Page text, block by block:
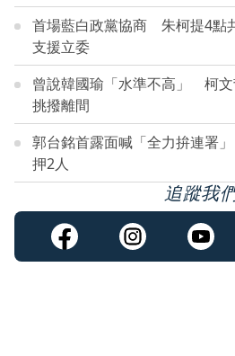
首場藍白政黨協商 朱柯提4點
支援立委
曾說韓國瑜「水準不高」 柯
挑撥離間
郭台銘首露面喊「全力拚連署
押2人
追蹤我